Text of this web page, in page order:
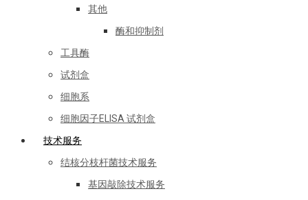
其他
酶和抑制剂
工具酶
试剂盒
细胞系
细胞因子ELISA 试剂盒
技术服务
结核分枝杆菌技术服务
基因敲除技术服务